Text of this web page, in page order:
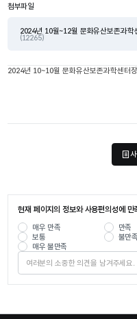
첨부파일
2024년 10월~12월 문화유산보존과
(12265)
2024년 10~10월 문화유산보존과학센터
현재 페이지의 정보와 사용편의성에 만
매우 만족
만족
보통
불만족
매우 불만족